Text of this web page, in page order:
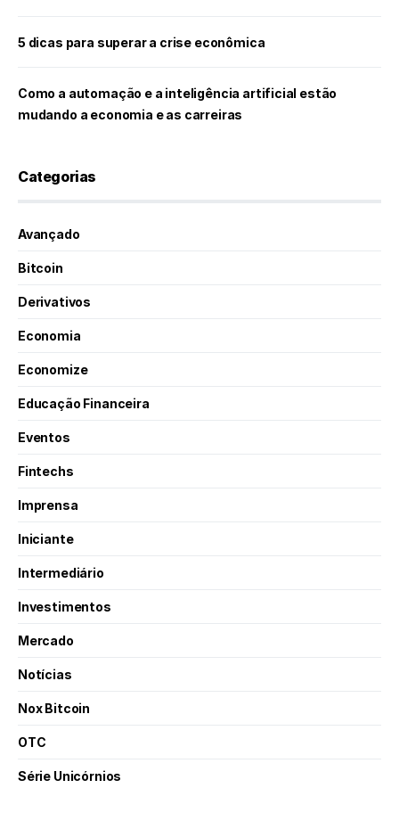
5 dicas para superar a crise econômica
Como a automação e a inteligência artificial estão
mudando a economia e as carreiras
Categorias
Avançado
Bitcoin
Derivativos
Economia
Economize
Educação Financeira
Eventos
Fintechs
Imprensa
Iniciante
Intermediário
Investimentos
Mercado
Notícias
Nox Bitcoin
OTC
Série Unicórnios